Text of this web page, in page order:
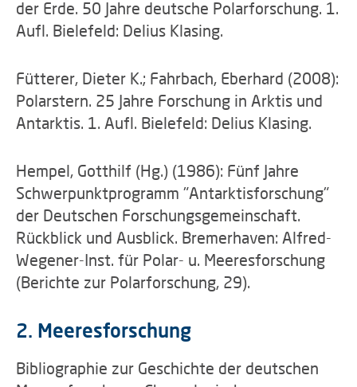
der Erde. 50 Jahre deutsche Polarforschung. 1.
Aufl. Bielefeld: Delius Klasing.
Fütterer, Dieter K.; Fahrbach, Eberhard (2008):
Polarstern. 25 Jahre Forschung in Arktis und
Antarktis. 1. Aufl. Bielefeld: Delius Klasing.
Hempel, Gotthilf (Hg.) (1986): Fünf Jahre
Schwerpunktprogramm "Antarktisforschung"
der Deutschen Forschungsgemeinschaft.
Rückblick und Ausblick. Bremerhaven: Alfred-
Wegener-Inst. für Polar- u. Meeresforschung
(Berichte zur Polarforschung, 29).
2. Meeresforschung
Bibliographie zur Geschichte der deutschen